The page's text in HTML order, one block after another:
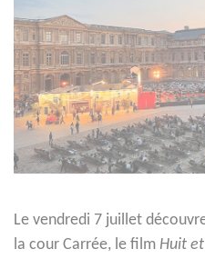
Le vendredi 7 juillet
la cour Carrée, le film Huit